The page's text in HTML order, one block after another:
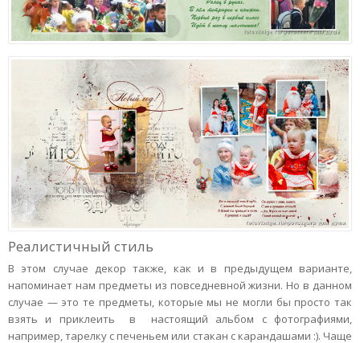
Реалистичный стиль
В этом случае декор также, как и в предыдущем варианте,
напоминает нам предметы из повседневной жизни. Но в данном
случае — это те предметы, которые мы не могли бы просто так
взять и приклеить в настоящий альбом с фотографиями,
например, тарелку с печеньем или стакан с карандашами :). Чаще